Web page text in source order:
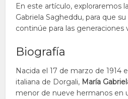
En este artículo, exploraremos
Gabriela Sagheddu, para que
continúe para las generaciones
Biografía
Nacida el 17 de marzo de 1914
italiana de Dorgali, María
menor de nueve hermanos en